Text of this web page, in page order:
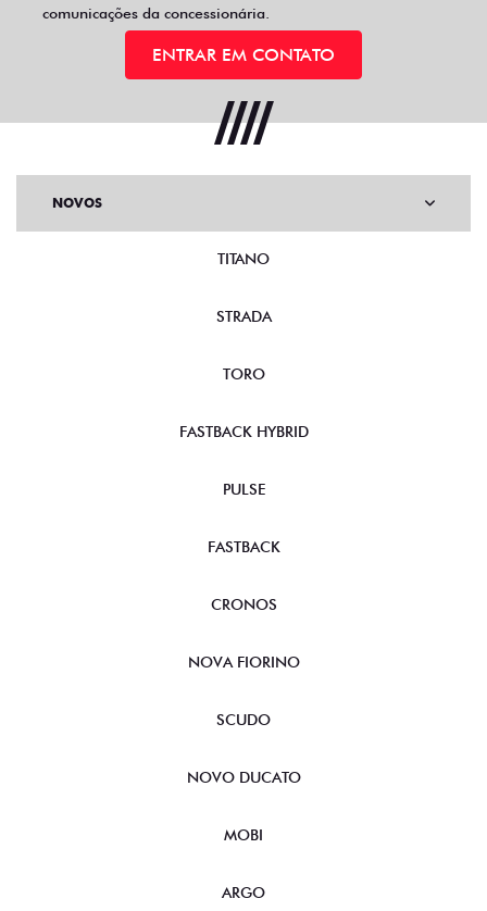
comunicações da concessionária.
ENTRAR EM CONTATO
NOVOS
TITANO
STRADA
TORO
FASTBACK HYBRID
PULSE
FASTBACK
CRONOS
NOVA FIORINO
SCUDO
NOVO DUCATO
MOBI
ARGO